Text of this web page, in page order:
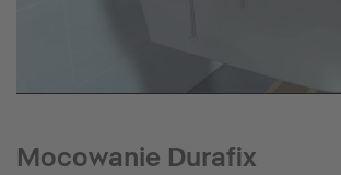
Mocowanie Durafix